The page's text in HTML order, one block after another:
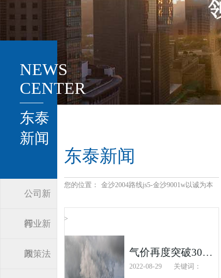
NEWS
CENTER
东泰
新闻
公司新
闻
行业新
闻
政策法
东泰新闻
您的位置： 金沙2004路线js5-金沙9001w以诚为本
>
气价再度突破3000美元！德国工业遭“毁灭性打击”！英国能源账单再创新高！
2022-08-29 关键词：